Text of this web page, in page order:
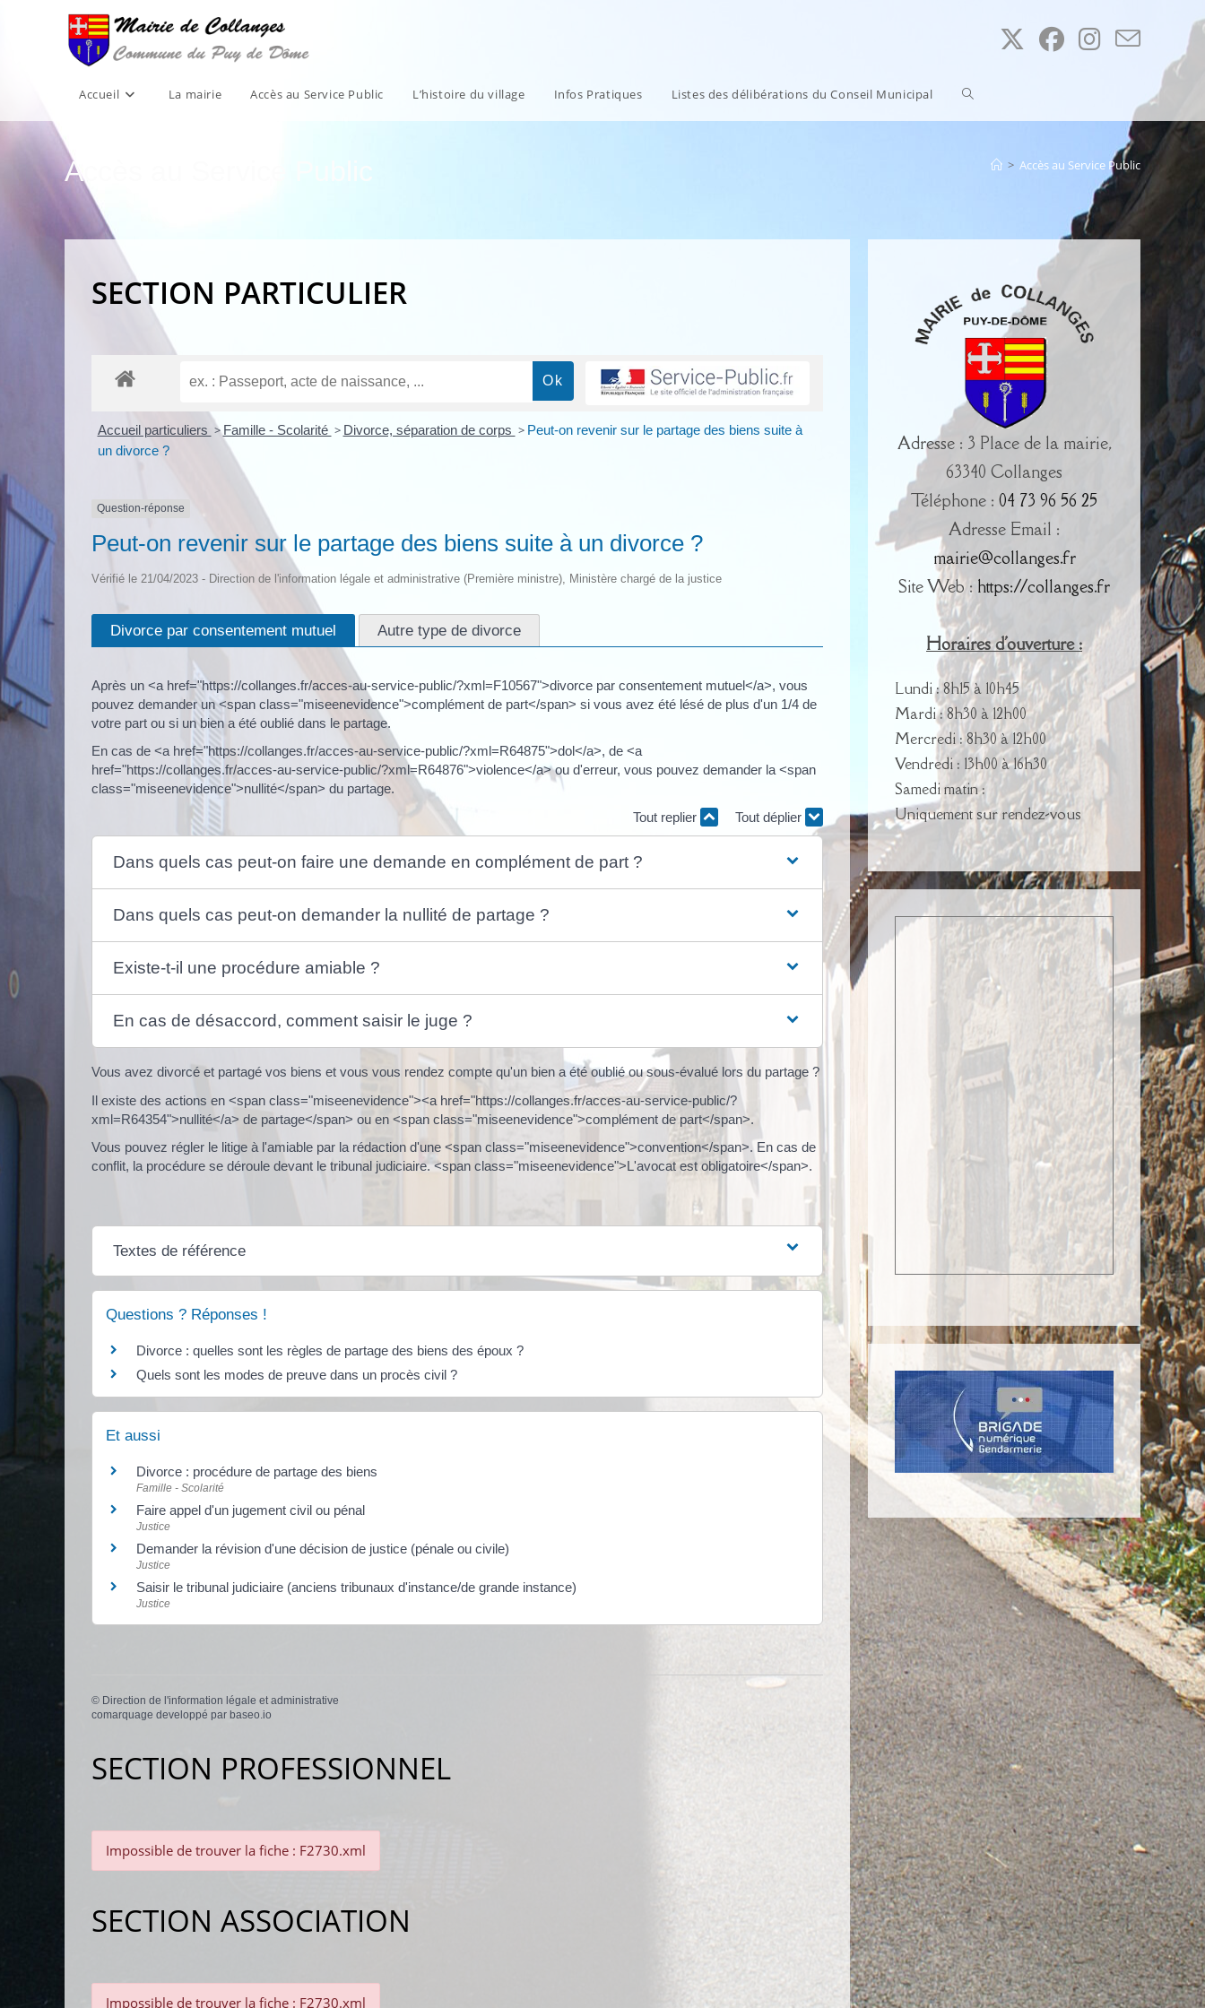
Accueil La mairie Accès au Service Public L’histoire du village Infos Pratiques Listes des délibérations du Conseil Municipal Toggle
Accès au Service Public > Accès au Service Public
SECTION PARTICULIER
Accueil particuliers > Famille - Scolarité > Divorce, séparation de corps > Peut-on revenir sur le partage des biens suite à
un divorce ?
Question-réponse
Peut-on revenir sur le partage des biens suite à un divorce ?
Vérifié le 21/04/2023 - Direction de l'information légale et administrative (Première ministre), Ministère chargé de la justice
Divorce par consentement mutuel Autre type de divorce
Après un <a href="https://collanges.fr/acces-au-service-public/?xml=F10567">divorce par consentement mutuel</a>, vous
pouvez demander un <span class="miseenevidence">complément de part</span> si vous avez été lésé de plus d'un 1/4 de
votre part ou si un bien a été oublié dans le partage.
En cas de <a href="https://collanges.fr/acces-au-service-public/?xml=R64875">dol</a>, de <a
href="https://collanges.fr/acces-au-service-public/?xml=R64876">violence</a> ou d'erreur, vous pouvez demander la <span
class="miseenevidence">nullité</span> du partage.
Tout replier
Tout déplier
Dans quels cas peut-on faire une demande en complément de part ?
Dans quels cas peut-on demander la nullité de partage ?
Existe-t-il une procédure amiable ?
En cas de désaccord, comment saisir le juge ?
Vous avez divorcé et partagé vos biens et vous vous rendez compte qu'un bien a été oublié ou sous-évalué lors du partage ?
Il existe des actions en <span class="miseenevidence"><a href="https://collanges.fr/acces-au-service-public/?
xml=R64354">nullité</a> de partage</span> ou en <span class="miseenevidence">complément de part</span>.
Vous pouvez régler le litige à l'amiable par la rédaction d'une <span class="miseenevidence">convention</span>. En cas de
conflit, la procédure se déroule devant le tribunal judiciaire. <span class="miseenevidence">L'avocat est obligatoire</span>.
Textes de référence
Questions ? Réponses !
Divorce : quelles sont les règles de partage des biens des époux ?
Quels sont les modes de preuve dans un procès civil ?
Et aussi
Divorce : procédure de partage des biens
Famille - Scolarité
Faire appel d'un jugement civil ou pénal
Justice
Demander la révision d'une décision de justice (pénale ou civile)
Justice
Saisir le tribunal judiciaire (anciens tribunaux d'instance/de grande instance)
Justice
© Direction de l'information légale et administrative
comarquage developpé par baseo.io
SECTION PROFESSIONNEL
Impossible de trouver la fiche : F2730.xml
SECTION ASSOCIATION
Impossible de trouver la fiche : F2730.xml
Adresse : 3 Place de la mairie,
63340 Collanges
Téléphone : 04 73 96 56 25
Adresse Email :
mairie@collanges.fr
Site Web : https://collanges.fr
Horaires d'ouverture :
Lundi : 8h15 à 10h45
Mardi : 8h30 à 12h00
Mercredi : 8h30 à 12h00
Vendredi : 13h00 à 16h30
Samedi matin :
Uniquement sur rendez-vous